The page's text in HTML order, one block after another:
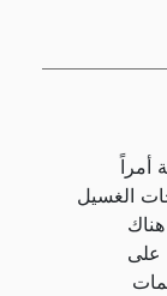
أمراً
الغسيل
على